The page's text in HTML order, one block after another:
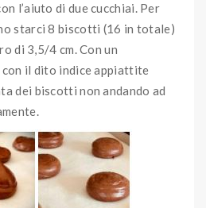
l’aiuto di due cucchiai. Per
starci 8 biscotti (16 in totale)
di 3,5/4 cm. Con un
con il dito indice appiattite
dei biscotti non andando ad